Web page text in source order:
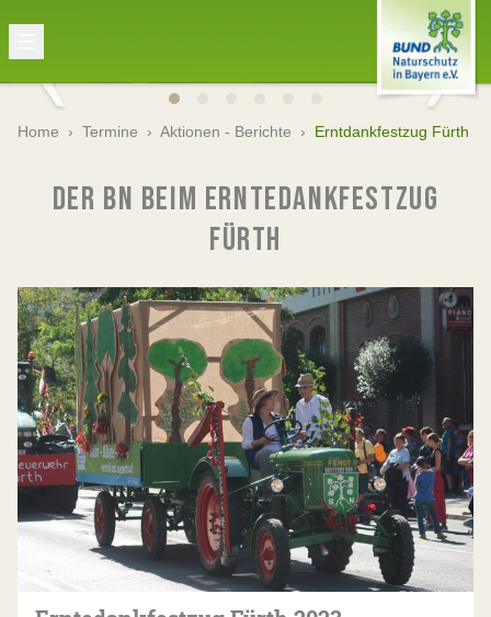
Home › Termine › Aktionen - Berichte › Erntdankfestzug Fürth
DER BN BEIM ERNTEDANKFESTZUG
FÜRTH